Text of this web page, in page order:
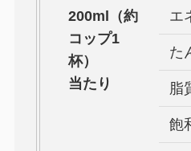
200ml（約
コップ1
杯）
当たり
エ
た
脂
飽